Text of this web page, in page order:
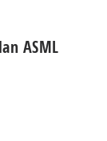
ASML